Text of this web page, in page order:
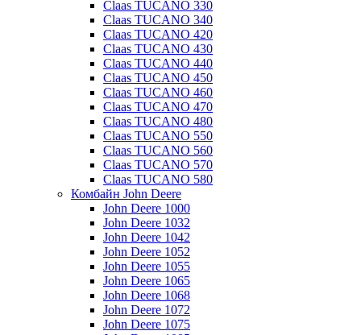
Claas TUCANO 330
Claas TUCANO 340
Claas TUCANO 420
Claas TUCANO 430
Claas TUCANO 440
Claas TUCANO 450
Claas TUCANO 460
Claas TUCANO 470
Claas TUCANO 480
Claas TUCANO 550
Claas TUCANO 560
Claas TUCANO 570
Claas TUCANO 580
Комбайн John Deere
John Deere 1000
John Deere 1032
John Deere 1042
John Deere 1052
John Deere 1055
John Deere 1065
John Deere 1068
John Deere 1072
John Deere 1075